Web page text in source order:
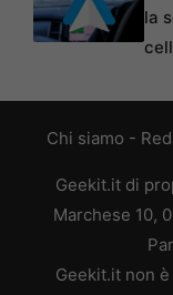
la
Chi siamo -
Geekit.it di
Marchese 10,
Geekit.it non